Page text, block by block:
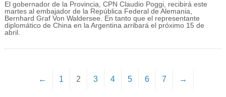
El gobernador de la Provincia, CPN Claudio Poggi, recibirá este
martes al embajador de la República Federal de Alemania,
Bernhard Graf Von Waldersee. En tanto que el representante
diplomático de China en la Argentina arribará el próximo 15 de
abril.
← 1 2 3 4 5 6 7 →